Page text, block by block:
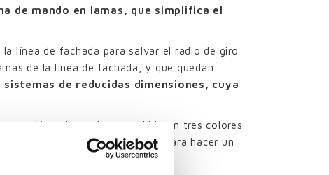
de mando en lamas, que simplifica el
línea de fachada para salvar el radio de giro
de la línea de fachada, y que quedan
de reducidas dimensiones, cuya
solar se ha concebido en tres colores
RAL 5018, que se intercalan para hacer un